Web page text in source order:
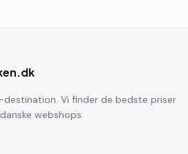
Vi finder de bedste priser
webshops.